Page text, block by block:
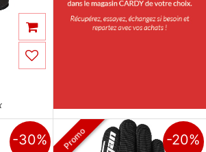
-30% Promo -20%